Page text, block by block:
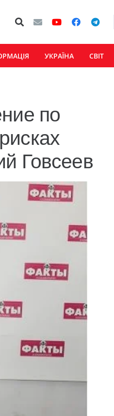
УКРАЇНА СВІТ
по
Говсеев